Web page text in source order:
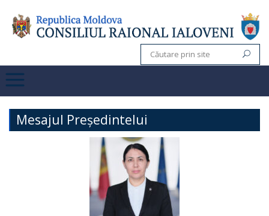
Mesajul Președintelui